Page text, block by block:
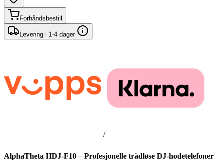
Forhåndsbestill
Levering i 1-4 dager
/
AlphaTheta HDJ-F10 – Profesjonelle trådløse DJ-hodetelefoner